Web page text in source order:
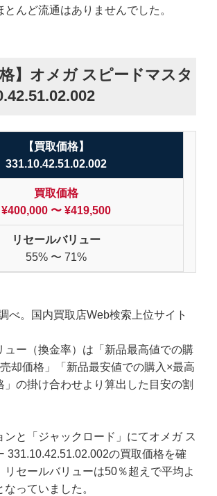
んど流通はありませんでした。
格】オメガ スピードマスタ
【買取価格】
331.10.42.51.02.002
買取価格
¥400,000 〜 ¥419,500
リセールバリュー
55% 〜 71%
べ。国内買取店Web検索上位サイト
ー（換金率）は「新品最高値での購
却価格」「新品最安値での購入×最高
」の掛け合わせより算出した目安の割
ンと「ジャックロード」にてオメガ ス
331.10.42.51.02.002の買取価格を確
リセールバリューは50％超えで平均よ
っていました。